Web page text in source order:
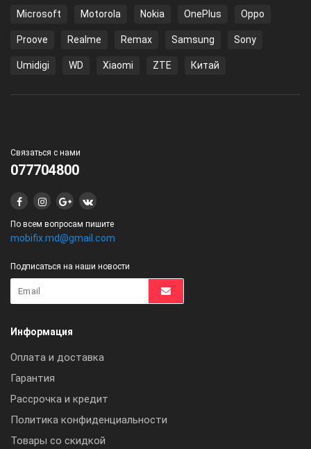
Microsoft Motorola Nokia OnePlus Oppo
Proove Realme Remax Samsung Sony
Umidigi WD Xiaomi ZTE Китай
Связаться с нами
077704800
По всем вопросам пишите
mobifix.md@gmail.com
Подписаться на наши новости
Информация
Оплата и доставка
Гарантия
Рассрочка и кредит
Политика конфиденциальности
Товары со скидкой